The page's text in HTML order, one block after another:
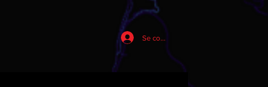
Se connecter